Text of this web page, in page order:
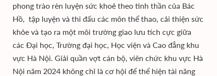
phong trào rèn luyện sức khoẻ theo tinh thần của Bác
Hồ, tập luyện và thi đấu các môn thể thao, cải thiện sức
khỏe và tạo ra một môi trường giao lưu tích cực giữa
các Đại học, Trường đại học, Học viện và Cao đẳng khu
vực Hà Nội. Giải quần vợt cán bộ, viên chức khu vực Hà
Nội năm 2024 không chỉ là cơ hội để thể hiện tài năng